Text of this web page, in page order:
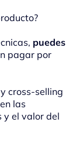
puedes
pagar por
cross-selling
las
y el valor del